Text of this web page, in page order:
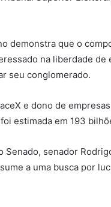
demonstra que o
na liberdade de
seu conglomerado.
e dono de
estimada em 193
senador
a uma busca por